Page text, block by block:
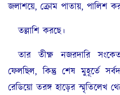
জলাশয়ে, ক্রোম পাতায়, পালিশ
তল্লাশি করছে।
তার তীক্ষ্ণ নজরদারি
ফেলছিল, কিন্তু শেষ মুহূর্তে
রেডিয়ো তরঙ্গ হাড়ের স্মৃতিলেখ